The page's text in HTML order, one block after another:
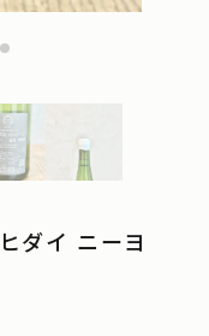
ダイ ニーヨ